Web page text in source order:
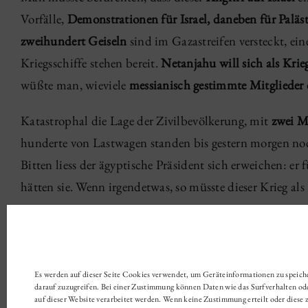
Es werden auf dieser Seite Cookies verwendet, um Geräteinformationen zu
darauf zuzugreifen. Bei einer Zustimmung können Daten wie das Surfverhalten
auf dieser Website verarbeitet werden. Wenn keine Zustimmung erteilt oder diese
Vorfälle, Demonstrationen für Israel, daneben für
zweihundert Geiseln sind im Gazastreifen versteckt,
Kriegsschiffe stehen bereit.Netanjahu will sich als
wüßte man, wieviele messianisch gestimmte
Katastrophal die Lage der Zivilbevölkerung, mit zwei
hunderte von Lastwagen standen bis gestern morgen
Bitten liess der ägyptische Präsident sich erweichen: er
hätten sie. Wenn irgendetwas, so müsste dieser Krieg